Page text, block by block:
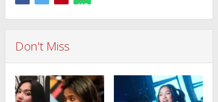
Don't Miss